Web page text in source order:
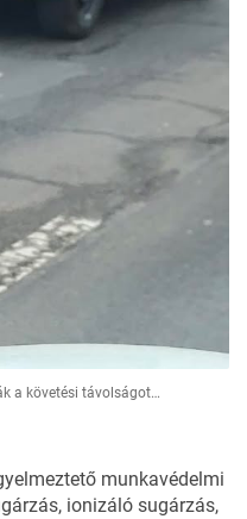
a követési távolságot…
munkavédelmi
ionizáló sugárzás,